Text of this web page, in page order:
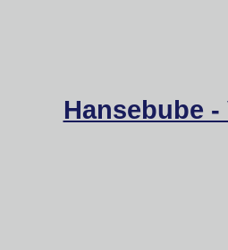
Hansebube